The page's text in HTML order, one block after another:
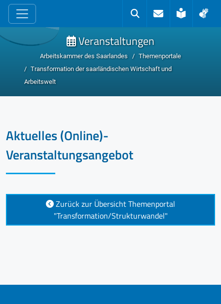
zum Inhalt
SucheKontakt
Leichte
Veranstaltungen
Arbeitskammer des Saarlandes
Themenportale
Transformation der saarländischen Wirtschaft und
Arbeitswelt
Aktuelles (Online)-
Veranstaltungsangebot
Zurück zur Übersicht Themenportal
"Transformation/Strukturwandel"